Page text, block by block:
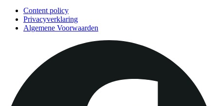
Content policy
Privacyverklaring
Algemene Voorwaarden